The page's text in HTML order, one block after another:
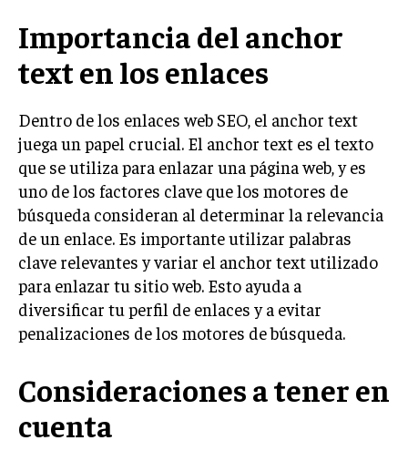
COMERCIO INTERNACIONAL
EXPANSIÓN GLOBAL
ALIANZAS ESTRATÉGICAS
TECNOLOGIA
SOSTENIBILIDAD Y MEDIO AMBIENTE
GESTIÓN DE LA INNOVACIÓN TECNOLÓGICA
TRANSFORMACIÓN DIGITAL
ANALÍTICA EMPRESARIAL Y BUSINESS
INTELLIGENCE
CIBERSEGURIDAD EMPRESARIAL
ESTRATEGIA
EMPRESAS FAMILIARES Y SUCESIÓN
GESTIÓN DEL RIESGO EMPRESARIAL
Importancia del anchor
text en los enlaces
Dentro de los enlaces web SEO, el anchor text
juega un papel crucial. El anchor text es el texto
que se utiliza para enlazar una página web, y es
uno de los factores clave que los motores de
búsqueda consideran al determinar la relevancia
de un enlace. Es importante utilizar palabras
clave relevantes y variar el anchor text utilizado
para enlazar tu sitio web. Esto ayuda a
diversificar tu perfil de enlaces y a evitar
penalizaciones de los motores de búsqueda.
Consideraciones a tener en
cuenta